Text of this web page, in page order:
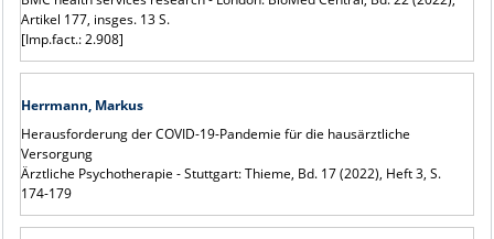
Artikel 177, insges. 13 S.
[Imp.fact.: 2.908]
Herrmann, Markus
Herausforderung der COVID-19-Pandemie für die hausärztliche
Versorgung
Ärztliche Psychotherapie - Stuttgart: Thieme, Bd. 17 (2022), Heft 3, S.
174-179